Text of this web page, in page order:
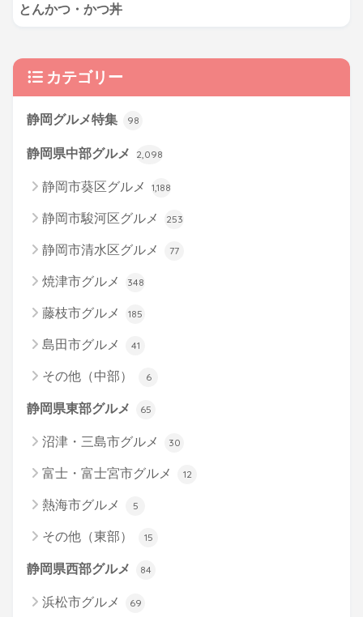
とんかつ・かつ丼
カテゴリー
静岡グルメ特集 98
静岡県中部グルメ 2,098
静岡市葵区グルメ 1,188
静岡市駿河区グルメ 253
静岡市清水区グルメ 77
焼津市グルメ 348
藤枝市グルメ 185
島田市グルメ 41
その他（中部） 6
静岡県東部グルメ 65
沼津・三島市グルメ 30
富士・富士宮市グルメ 12
熱海市グルメ 5
その他（東部） 15
静岡県西部グルメ 84
浜松市グルメ 69